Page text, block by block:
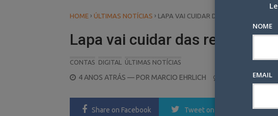
HOME › ÚLTIMAS NOTÍCIAS › LAPA VAI CUIDAR DAS REDES SOCIAIS
Lapa vai cuidar das redes
CONTAS DIGITAL ÚLTIMAS NOTÍCIAS
POSTED
4 ANOS ATRÁS — POR MARCIO EHRLICH
Share on Facebook Tweet on Twitter
NOME
EMAIL